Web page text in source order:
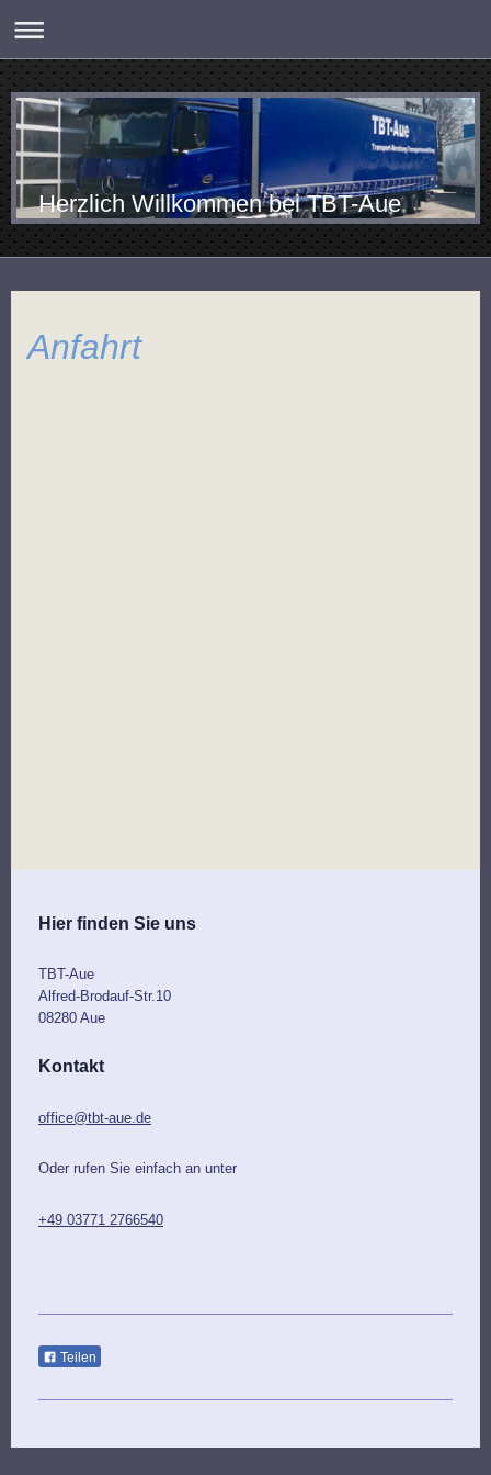
Herzlich Willkommen bei TBT-Aue
Anfahrt
Hier finden Sie uns
TBT-Aue
Alfred-Brodauf-Str.10
08280 Aue
Kontakt
office@tbt-aue.de
Oder rufen Sie einfach an unter
+49 03771 2766540
Teilen